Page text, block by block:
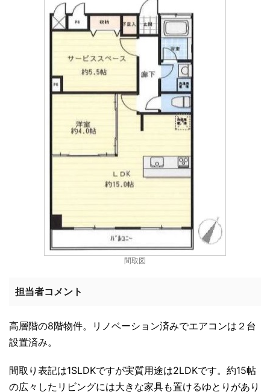
間取図
担当者コメント
高層階の8階物件。リノベーション済みでエアコンは２台
設置済み。
間取り表記は1SLDKですが実質用途は2LDKです。約15帖
の広々したリビングには大きな家具も置けるゆとりがあり